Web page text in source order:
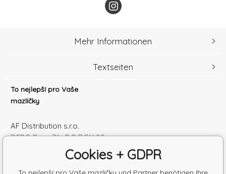
To nejlepší pro Vaše
mazlíčky
AF Distribution s.r.o.
DEPO Brno 71 , P.O.BOX 99
Česká republika
Mehr Informationen
Textseiten
Cookies + GDPR